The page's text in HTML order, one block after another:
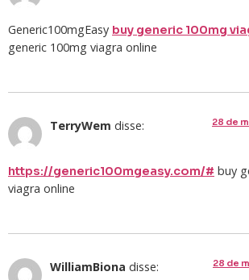
Generic100mgEasy buy generic 100mg
generic 100mg viagra online
TerryWem disse: 28 de
https://generic100mgeasy.com/# buy
viagra online
WilliamBiona disse: 28 de